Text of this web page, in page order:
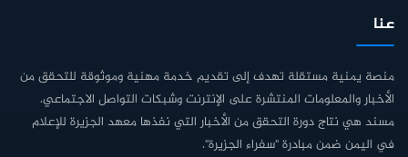
عنا
منصة يمنية مستقلة تهدف إلى تقديم خدمة مهنية وموثوقة للتحقق من
الأخبار والمعلومات المنتشرة على الإنترنت وشبكات التواصل الاجتماعي.
مسند هي نتاج دورة التحقق من الأخبار التي نفذها معهد الجزيرة للإعلام
في اليمن ضمن مبادرة "سفراء الجزيرة".